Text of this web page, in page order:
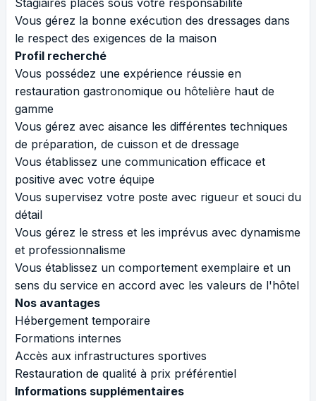
Stagiaires placés sous votre responsabilité
Vous gérez la bonne exécution des dressages dans
le respect des exigences de la maison
Profil recherché
Vous possédez une expérience réussie en
restauration gastronomique ou hôtelière haut de
gamme
Vous gérez avec aisance les différentes techniques
de préparation, de cuisson et de dressage
Vous établissez une communication efficace et
positive avec votre équipe
Vous supervisez votre poste avec rigueur et souci du
détail
Vous gérez le stress et les imprévus avec dynamisme
et professionnalisme
Vous établissez un comportement exemplaire et un
sens du service en accord avec les valeurs de l'hôtel
Nos avantages
Hébergement temporaire
Formations internes
Accès aux infrastructures sportives
Restauration de qualité à prix préférentiel
Informations supplémentaires